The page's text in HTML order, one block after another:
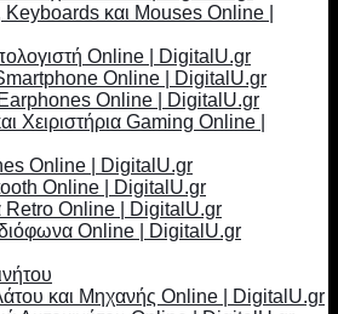
και Mouses Online |
Online | DigitalU.gr
Online | DigitalU.gr
Online | DigitalU.gr
Χειριστήρια Gaming Online |
Online | DigitalU.gr
Online | DigitalU.gr
Retro Online | DigitalU.gr
Online | DigitalU.gr
και Μηχανής Online | DigitalU.gr